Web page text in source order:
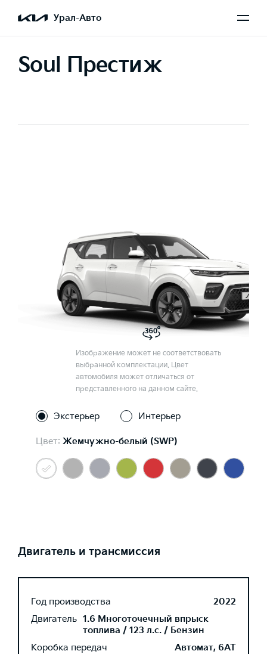
Урал-Авто
Soul Престиж
Изображение может не соответствовать
выбранной комплектации. Цвет
автомобиля может отличаться от
представленного на данном сайте.
Экстерьер Интерьер
Цвет: Жемчужно-белый (SWP)
Двигатель и трансмиссия
Год производства
2022
Двигатель 1.6 Многоточечный впрыск
топлива / 123 л.с. / Бензин
Коробка передач
Автомат, 6AT